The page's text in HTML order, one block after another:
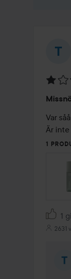
1
av
5
Var
Är
1
1
2631